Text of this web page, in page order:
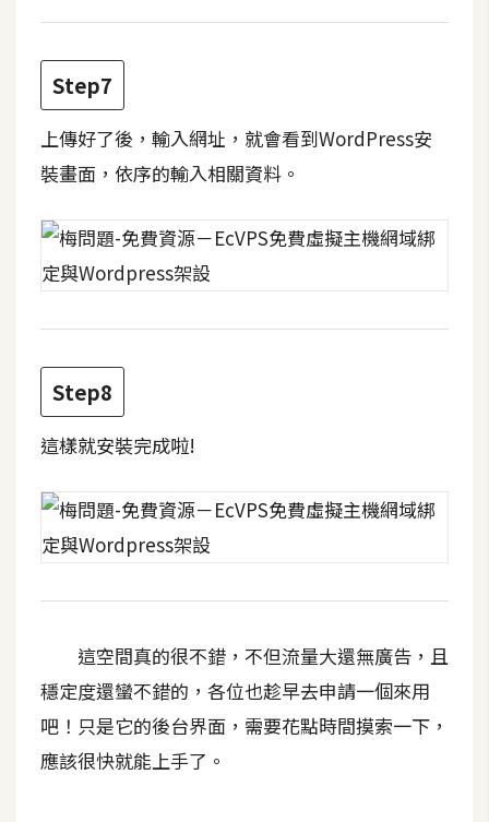
全
站
導
覽
合
作
提
Step7
上傳好了後，輸入網址，就會看到WordPress安
裝畫面，依序的輸入相關資料。
Step8
這樣就安裝完成啦!
這空間真的很不錯，不但流量大還無廣告，且
穩定度還蠻不錯的，各位也趁早去申請一個來用
吧！只是它的後台界面，需要花點時間摸索一下，
應該很快就能上手了。